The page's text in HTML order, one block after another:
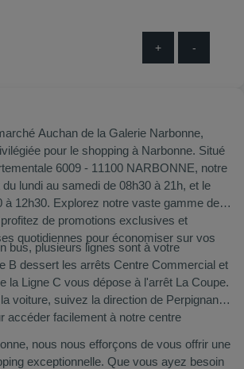
+ -
Auchan de la Galerie Narbonne,
pour le shopping à Narbonne. Situé
6009 - 11100 NARBONNE, notre
lundi au samedi de 08h30 à 21h, et le
à 12h30. Explorez notre vaste gamme de
de promotions exclusives et
quotidiennes pour économiser sur vos
bus, plusieurs lignes sont à votre
B dessert les arrêts Centre Commercial et
la Ligne C vous dépose à l'arrêt La Coupe.
voiture, suivez la direction de Perpignan
accéder facilement à notre centre
nous nous efforçons de vous offrir une
exceptionnelle. Que vous ayez besoin